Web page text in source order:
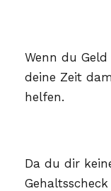
Wenn du
deine Zeit
helfen.
Da du dir